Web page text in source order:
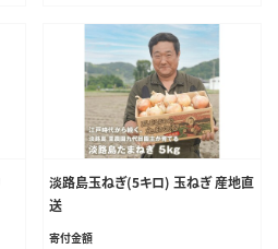
淡路島玉ねぎ(5キロ) 玉ねぎ 産地直
送
寄付金額